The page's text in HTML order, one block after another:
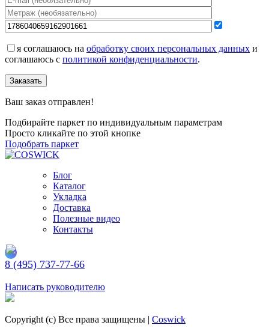
я соглашаюсь на обработку своих персональных данных и
соглашаюсь с политикой конфиденциальности.
Заказать
Ваш заказ отправлен!
Подбирайте паркет по индивидуальным параметрам
Просто кликайте по этой кнопке
Подобрать паркет
Блог
Каталог
Укладка
Доставка
Полезные видео
Контакты
8 (495) 737-77-66
Написать руководителю
Copyright (c) Все права защищены | Coswick